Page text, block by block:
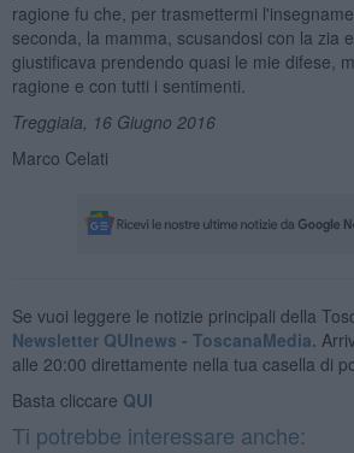
ragione fu che, per trasmettermi
seconda, la mamma, scusandosi con la zia
giustificava prendendo quasi le mie difese,
ragione e con tutti i sentimenti.
Treggiaia, 16 Giugno 2016
Marco Celati
Se vuoi leggere le notizie principali della
Newsletter QUInews - ToscanaMedia.
alle 20:00 direttamente nella tua casella di
Basta cliccare QUI
Ti potrebbe interessare anche: